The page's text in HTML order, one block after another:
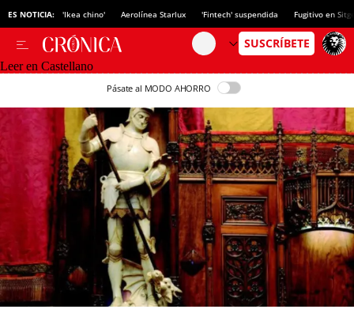
ES NOTICIA: 'Ikea chino' Aerolínea Starlux 'Fintech' suspendida Fugitivo en
Leer en Castellano
Pásate al MODO AHORRO